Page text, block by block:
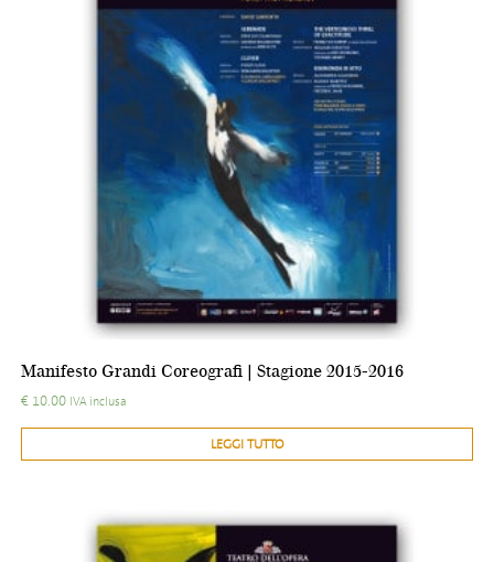
Manifesto Grandi Coreografi | Stagione 2015-2016
€10.00 IVA inclusa
LEGGI TUTTO